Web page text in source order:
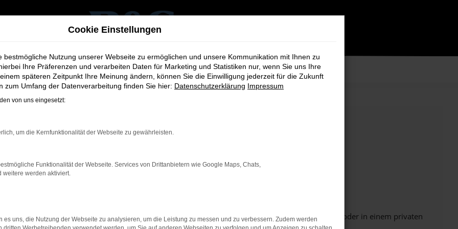
das Laden bestimmter Seiten verhindern. Funktioniert die Seite in einem anderen Browser oder in einem privaten
Cookie Einstellungen
bestmögliche Nutzung unserer Webseite zu ermöglichen und unsere Kommunikation mit Ihnen zu
Ihre Präferenzen und verarbeiten Daten für Marketing und Statistiken nur, wenn Sie uns Ihre
späteren Zeitpunkt Ihre Meinung ändern, können Sie die Einwilligung jederzeit für die Zukunft
zum Umfang der Datenverarbeitung finden Sie hier: Datenschutzerklärung Impressum
von uns eingesetzt:
um die Kernfunktionalität der Webseite zu gewährleisten.
Funktionalität der Webseite. Services von Drittanbietern wie Google Maps, Chats,
weitere werden aktiviert.
es uns, die Nutzung der Webseite zu analysieren, um die Leistung zu messen und zu verbessern. Zudem werden